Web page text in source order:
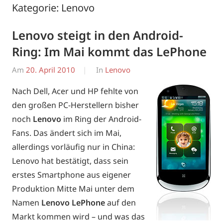
Kategorie: Lenovo
Lenovo steigt in den Android-
Ring: Im Mai kommt das LePhone
Am 20. April 2010
Von
In Lenovo
Nach Dell, Acer und HP fehlte von
den großen PC-Herstellern bisher
noch Lenovo im Ring der Android-
Fans. Das ändert sich im Mai,
allerdings vorläufig nur in China:
Lenovo hat bestätigt, dass sein
erstes Smartphone aus eigener
Produktion Mitte Mai unter dem
Namen Lenovo LePhoneauf den
Markt kommen wird – und was das